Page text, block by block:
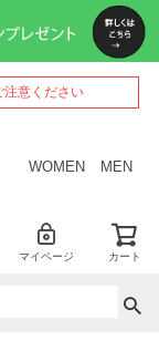
意ください
WOMEN MEN
マイページ カート